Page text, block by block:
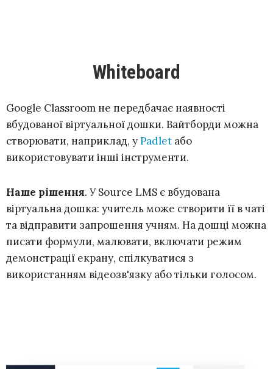
Whiteboard
Google Classroom не передбачає наявності
вбудованої віртуальної дошки. Вайтборди можна
створювати, наприклад, уPadlet або
використовувати інші інструменти.
Наше рішення. У Source LMS є вбудована
віртуальна дошка: учитель може створити її в чаті
та відправити запрошення учням. На дошці можна
писати формули, малювати, включати режим
демонстрації екрану, спілкуватися з
використанням відеозв'язку або тільки голосом.